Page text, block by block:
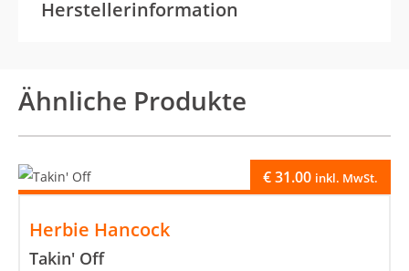
Herstellerinformation
Ähnliche Produkte
Herbie Hancock
Takin' Off
€31.00 inkl. MwSt.